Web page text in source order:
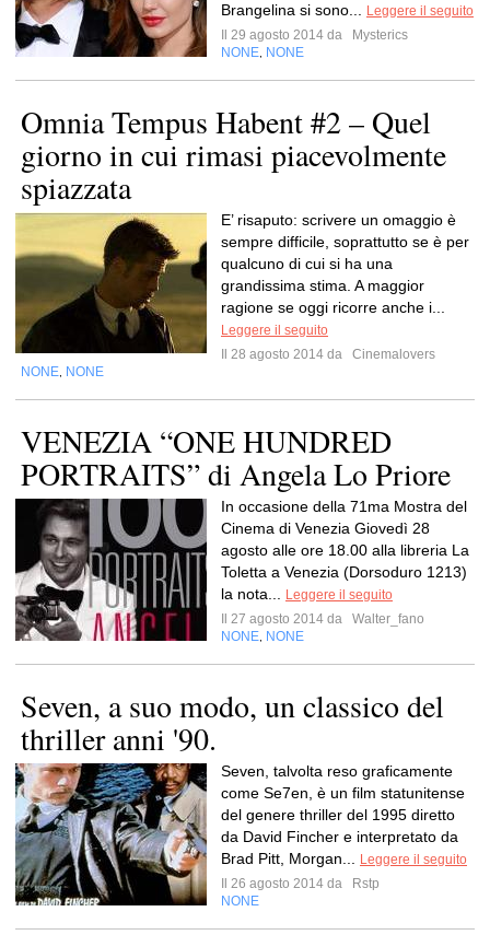
Brangelina si sono...
Leggere il seguito
Il 29 agosto 2014 da
Mysterics
NONE NONE
Omnia Tempus Habent #2 – Quel
giorno in cui rimasi piacevolmente
spiazzata
E’ risaputo: scrivere un omaggio è
sempre difficile, soprattutto se è per
qualcuno di cui si ha una
grandissima stima. A maggior
ragione se oggi ricorre anche i...
Leggere il seguito
Il 28 agosto 2014 da
Cinemalovers
NONE NONE
VENEZIA “ONE HUNDRED
PORTRAITS” di Angela Lo Priore
In occasione della 71ma Mostra del
Cinema di Venezia Giovedì 28
agosto alle ore 18.00 alla libreria La
Toletta a Venezia (Dorsoduro 1213)
la nota...
Leggere il seguito
Il 27 agosto 2014 da
Walter_fano
NONE NONE
Seven, a suo modo, un classico del
thriller anni '90.
Seven, talvolta reso graficamente
come Se7en, è un film statunitense
del genere thriller del 1995 diretto
da David Fincher e interpretato da
Brad Pitt, Morgan...
Leggere il seguito
Il 26 agosto 2014 da
Rstp
NONE